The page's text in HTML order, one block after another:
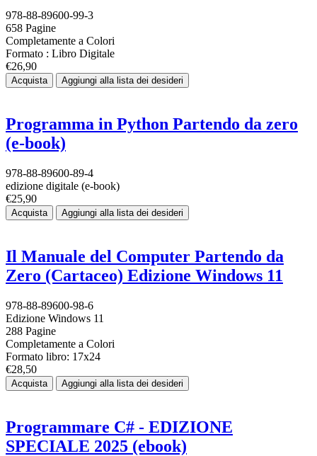
978-88-89600-99-3
658 Pagine
Completamente a Colori
Formato : Libro Digitale
€26,90
Acquista Aggiungi alla lista dei desideri
Programma in Python Partendo da zero
(e-book)
978-88-89600-89-4
edizione digitale (e-book)
€25,90
Acquista Aggiungi alla lista dei desideri
Il Manuale del Computer Partendo da
Zero (Cartaceo) Edizione Windows 11
978-88-89600-98-6
Edizione Windows 11
288 Pagine
Completamente a Colori
Formato libro: 17x24
€28,50
Acquista Aggiungi alla lista dei desideri
Programmare C# - EDIZIONE
SPECIALE 2025 (ebook)